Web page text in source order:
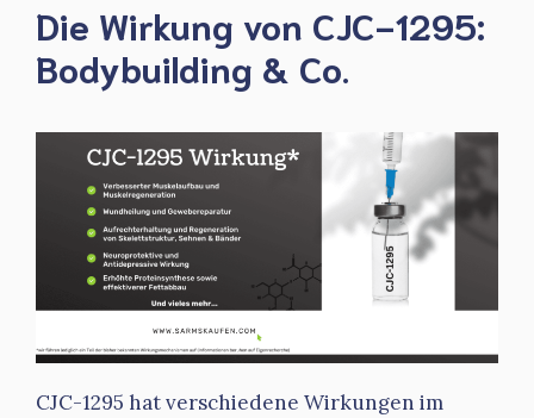
Die Wirkung von CJC-1295:
Bodybuilding & Co.
CJC-1295 hat verschiedene Wirkungen im